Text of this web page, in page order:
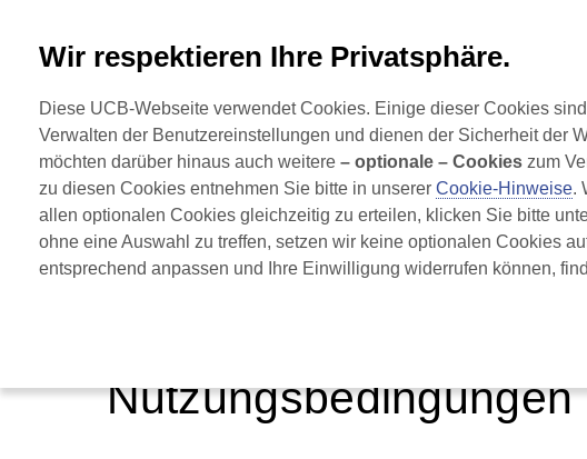
für Restless Legs Syndrom
Startseite RLS verstehen Diagnose des
Nutzungsbedingungen
Wir respektieren Ihre Privatsphäre.
Diese UCB-Webseite verwendet Cookies. Einige dieser Cookies
Verwalten der Benutzereinstellungen und dienen der Sicherheit der
möchten darüber hinaus auch weitere – optionale – Cookies zum
zu diesen Cookies entnehmen Sie bitte in unserer Cookie-Hinweise.
allen optionalen Cookies gleichzeitig zu erteilen, klicken Sie bitte
ohne eine Auswahl zu treffen, setzen wir keine optionalen Cookies
entsprechend anpassen und Ihre Einwilligung widerrufen können,